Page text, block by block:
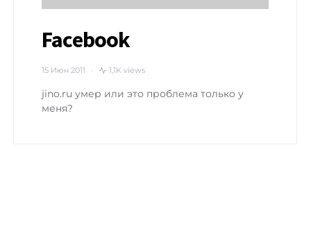
Facebook
15 Июн 2011 1,1K views
jino.ru умер или это проблема только у
меня?